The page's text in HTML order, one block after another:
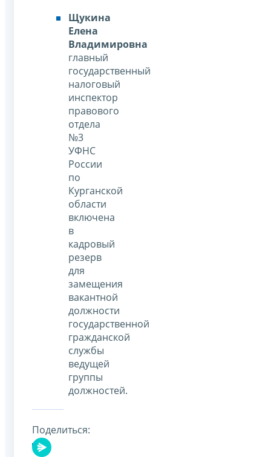
Щукина
Елена
Владимировна
главный
государственный
налоговый
инспектор
правового
отдела
№3
УФНС
России
по
Курганской
области
включена
в
кадровый
резерв
для
замещения
вакантной
должности
государственной
гражданской
службы
ведущей
группы
должностей.
Поделиться: